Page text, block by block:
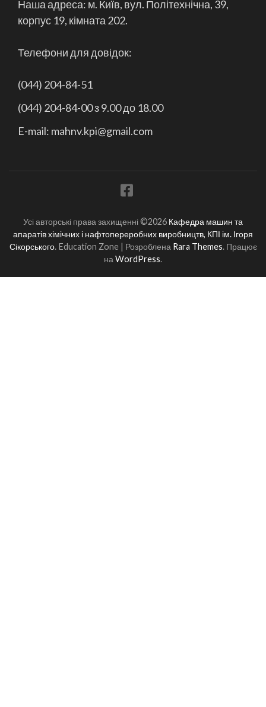
Наша адреса: м. Київ, вул. Політехнічна, 39,
корпус 19, кімната 202.
Телефони для довідок:
(044) 204-84-51
(044) 204-84-00 з 9.00 до 18.00
E-mail: mahnv.kpi@gmail.com
Усі авторські права захищенні ©2026 Кафедра машин та
апаратів хімічних і нафтопереробних виробництв, КПІ ім. Ігоря
Сікорського. Education Zone | Розроблена Rara Themes. Працює
на WordPress.